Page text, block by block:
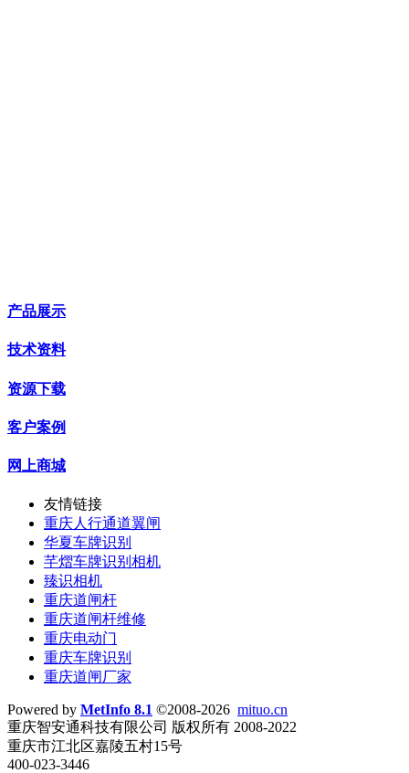
产品展示
技术资料
资源下载
客户案例
网上商城
友情链接
重庆人行通道翼闸
华夏车牌识别
芊熠车牌识别相机
臻识相机
重庆道闸杆
重庆道闸杆维修
重庆电动门
重庆车牌识别
重庆道闸厂家
Powered by MetInfo 8.1 ©2008-2026 mituo.cn
重庆智安通科技有限公司 版权所有 2008-2022
重庆市江北区嘉陵五村15号
400-023-3446